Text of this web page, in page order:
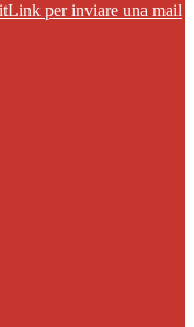
Link per inviare una mail